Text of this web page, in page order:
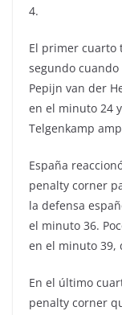
4.
El primer cuarto
segundo
Pepijn van der
en el minuto 24
Telgenkamp
España
penalty corner
la defensa
el minuto 36.
en el minuto 39,
En el último
penalty corner